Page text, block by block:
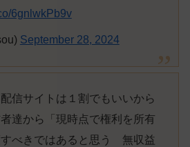
6gnlwkPb9v
September 28, 2024
信サイトは１割でもいいから
達から「現時点で権利を所有
べきではあると思う 無収益